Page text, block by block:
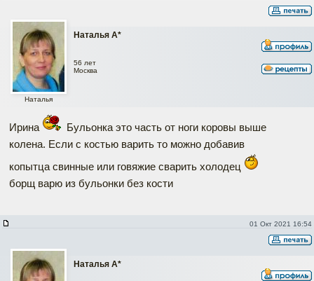
Наталья А*
Наталья
56 лет
Москва
Ирина
Бульонка это часть от ноги коровы выше
колена. Если с костью варить то можно добавив
копытца свинные или говяжие сварить холодец
борщ варю из бульонки без кости
01 Окт 2021 16:54
Наталья А*